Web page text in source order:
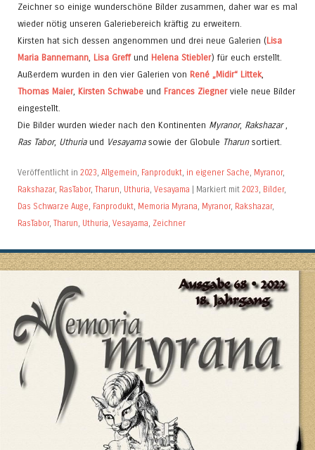
Zeichner so einige wunderschöne Bilder zusammen, daher war es mal
wieder nötig unseren Galeriebereich kräftig zu erweitern.
Kirsten hat sich dessen angenommen und drei neue Galerien (Lisa
Maria Bannemann Lisa Greffund Helena Stiebler) für euch erstellt.
Außerdem wurden in den vier Galerien von René „Midir“ Littek,
Thomas Maier, Kirsten Schwabe und Frances Ziegnerviele neue Bilder
eingestellt.
Die Bilder wurden wieder nach den Kontinenten Myranor, Rakshazar
Ras Tabor, Uthuriaund Vesayama sowie der Globule Tharun sortiert.
Veröffentlicht in 2023, Allgemein, Fanprodukt, in eigener Sache, Myranor,
Rakshazar, RasTabor, Tharun, Uthuria, Vesayama Markiert mit 2023, Bilder,
Das Schwarze Auge, Fanprodukt, Memoria Myrana, Myranor, Rakshazar,
RasTabor, Tharun, Uthuria, Vesayama, Zeichner